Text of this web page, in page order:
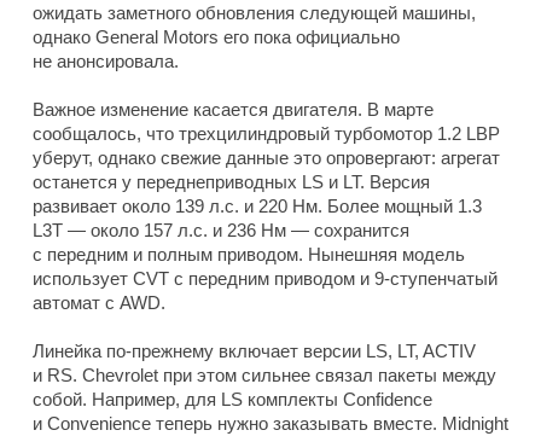
ожидать заметного обновления следующей машины,
однако General Motors его пока официально
не анонсировала.
Важное изменение касается двигателя. В марте
сообщалось, что трехцилиндровый турбомотор 1.2 LBP
уберут, однако свежие данные это опровергают: агрегат
останется у переднеприводных LS и LT. Версия
развивает около 139 л.с. и 220 Нм. Более мощный 1.3
L3T — около 157 л.с. и 236 Нм — сохранится
с передним и полным приводом. Нынешняя модель
использует CVT с передним приводом и 9-ступенчатый
автомат с AWD.
Линейка по-прежнему включает версии LS, LT, ACTIV
и RS. Chevrolet при этом сильнее связал пакеты между
собой. Например, для LS комплекты Confidence
и Convenience теперь нужно заказывать вместе. Midnight